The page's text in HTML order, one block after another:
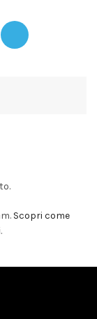
Scopri come
.